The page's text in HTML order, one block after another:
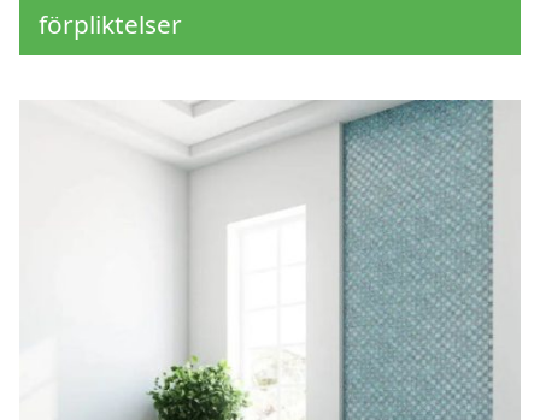
förpliktelser